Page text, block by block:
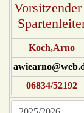
Koch,Arno
06834/52192